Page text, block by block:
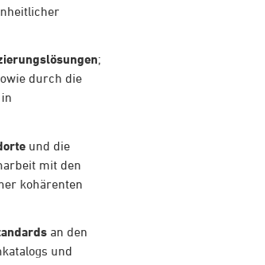
;
durch die
und die
mit den
kohärenten
an den
und